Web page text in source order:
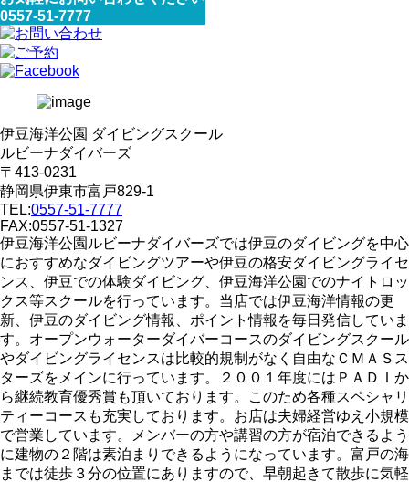
0557-51-7777
伊豆海洋公園 ダイビングスクール
ルビーナダイバーズ
〒413-0231
静岡県伊東市富戸829-1
TEL:0557-51-7777
FAX:0557-51-1327
伊豆海洋公園ルビーナダイバーズでは伊豆のダイビングを中心
におすすめなダイビングツアーや伊豆の格安ダイビングライセ
ンス、伊豆での体験ダイビング、伊豆海洋公園でのナイトロッ
クス等スクールを行っています。当店では伊豆海洋情報の更
新、伊豆のダイビング情報、ポイント情報を毎日発信していま
す。オープンウォーターダイバーコースのダイビングスクール
やダイビングライセンスは比較的規制がなく自由なＣＭＡＳス
ターズをメインに行っています。２００１年度にはＰＡＤＩか
ら継続教育優秀賞も頂いております。このため各種スペシャリ
ティーコースも充実しております。お店は夫婦経営ゆえ小規模
で営業しています。メンバーの方や講習の方が宿泊できるよう
に建物の２階は素泊まりできるようになっています。富戸の海
までは徒歩３分の位置にありますので、早朝起きて散歩に気軽